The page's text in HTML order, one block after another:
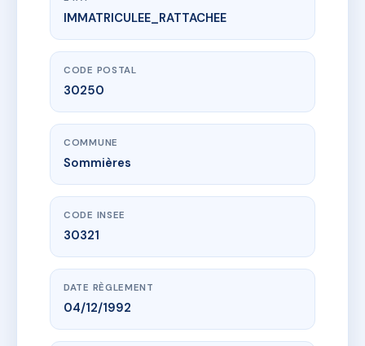
www.vme.plus/AD9584624
LE TAILLADE I
4 r taillade30250 Sommières
IMMATRICULEE_RATTACHEE
CODE POSTAL
30250
COMMUNE
Sommières
CODE INSEE
30321
DATE RÈGLEMENT
04/12/1992